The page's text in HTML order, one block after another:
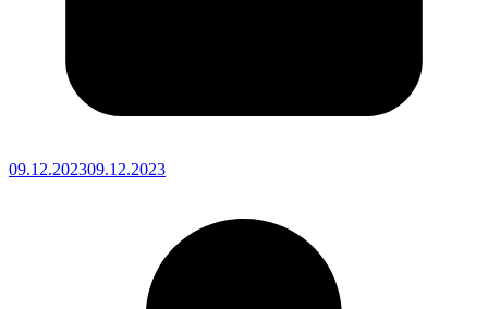
09.12.202309.12.2023